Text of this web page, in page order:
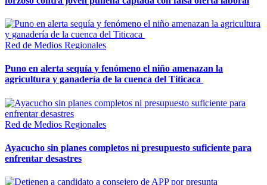
Red de Medios Regionales
Puno en alerta sequía y fenómeno el niño amenazan la
agricultura y ganadería de la cuenca del Titicaca
Red de Medios Regionales
Ayacucho sin planes completos ni presupuesto suficiente para
enfrentar desastres